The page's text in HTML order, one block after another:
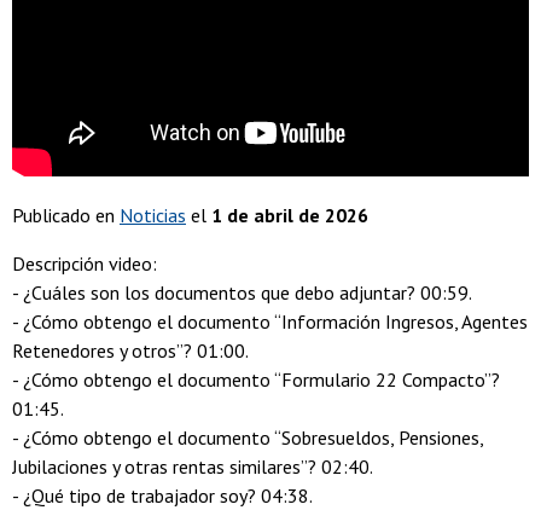
Publicado en Noticias el 1 de abril de 2026
Descripción video:
- ¿Cuáles son los documentos que debo adjuntar? 00:59.
- ¿Cómo obtengo el documento “Información Ingresos, Agentes
Retenedores y otros”? 01:00.
- ¿Cómo obtengo el documento “Formulario 22 Compacto”?
01:45.
- ¿Cómo obtengo el documento “Sobresueldos, Pensiones,
Jubilaciones y otras rentas similares”? 02:40.
- ¿Qué tipo de trabajador soy? 04:38.